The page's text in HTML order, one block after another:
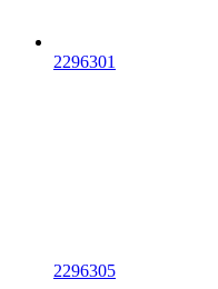
2296301
2296305